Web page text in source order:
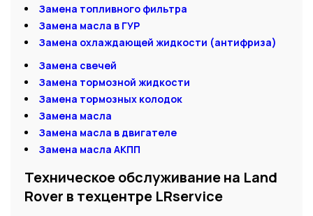
Замена топливного фильтра
Замена масла в ГУР
Замена охлаждающей жидкости (антифриза)
Замена свечей
Замена тормозной жидкости
Замена тормозных колодок
Замена масла
Замена масла в двигателе
Замена масла АКПП
Техническое обслуживание на Land
Rover в техцентре LRservice